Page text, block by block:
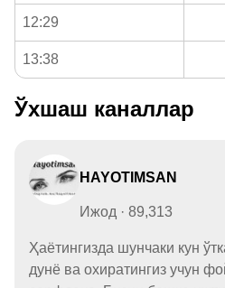
12:29
13:38
Ўхшаш каналлар
HAYOTIMSAN
Ижод · 89,313
Ҳаётингизда шунчаки кун
дунё ва охиратингиз учун